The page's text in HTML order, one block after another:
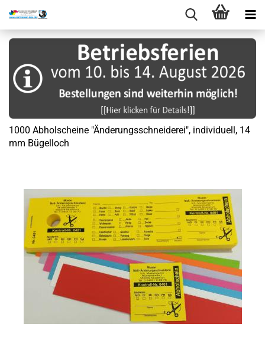
1000 Abholscheine "Änderungsschneiderei", individuell, 14
mm Bügelloch